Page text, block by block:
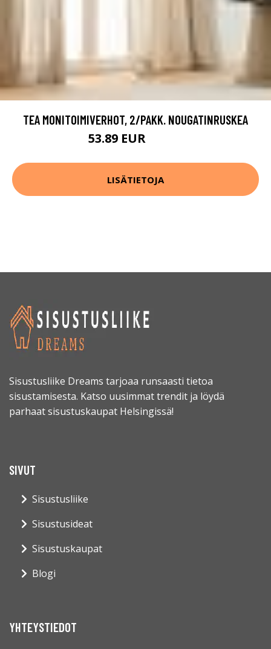
TEA MONITOIMIVERHOT, 2/PAKK. NOUGATINRUSKEA
53.89 EUR
LISÄTIETOJA
Sisustusliike Dreams tarjoaa runsaasti tietoa
sisustamisesta. Katso uusimmat trendit ja löydä
parhaat sisustuskaupat Helsingissä!
SIVUT
Sisustusliike
Sisustusideat
Sisustuskaupat
Blogi
YHTEYSTIEDOT